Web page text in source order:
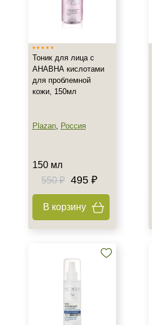
Назначение против
Возрастные изменения
Воспаление
Гладкость
Показать еще
Область применения
Декольте
Тоник для лица с
АНАВНА кислотами
для проблемной
кожи, 150мл
Plazan, Россия
150 мл
550 ₽ 495 ₽
В корзину